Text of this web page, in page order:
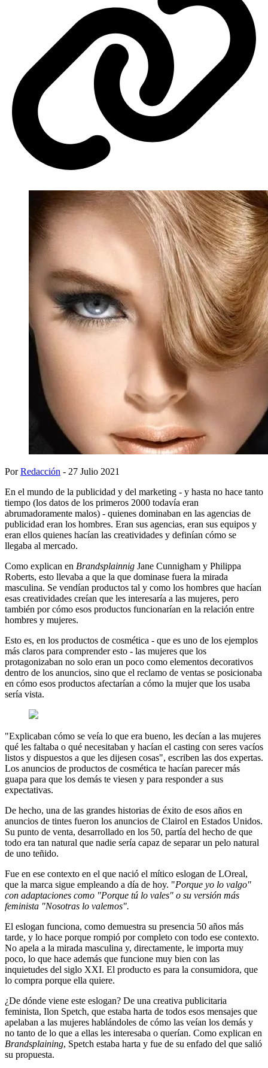
PorRedacción - 27 Julio 2021
En el mundo de la publicidad y del marketing - y hasta no hace tanto
tiempo (los datos de los primeros 2000 todavía eran
abrumadoramente malos) - quienes dominaban en las agencias de
publicidad eran los hombres. Eran sus agencias, eran sus equipos y
eran ellos quienes hacían las creatividades y definían cómo se
llegaba al mercado.
Como explican en Brandsplainnig Jane Cunnigham y Philippa
Roberts, esto llevaba a que la que dominase fuera la mirada
masculina. Se vendían productos tal y como los hombres que hacían
esas creatividades creían que les interesaría a las mujeres, pero
también por cómo esos productos funcionarían en la relación entre
hombres y mujeres.
Esto es, en los productos de cosmética - que es uno de los ejemplos
más claros para comprender esto - las mujeres que los
protagonizaban no solo eran un poco como elementos decorativos
dentro de los anuncios, sino que el reclamo de ventas se posicionaba
en cómo esos productos afectarían a cómo la mujer que los usaba
sería vista.
"Explicaban cómo se veía lo que era bueno, les decían a las mujeres
qué les faltaba o qué necesitaban y hacían el casting con seres vacíos
listos y dispuestos a que les dijesen cosas", escriben las dos expertas.
Los anuncios de productos de cosmética te hacían parecer más
guapa para que los demás te viesen y para responder a sus
expectativas.
De hecho, una de las grandes historias de éxito de esos años en
anuncios de tintes fueron los anuncios de Clairol en Estados Unidos.
Su punto de venta, desarrollado en los 50, partía del hecho de que
todo era tan natural que nadie sería capaz de separar un pelo natural
de uno teñido.
Fue en ese contexto en el que nació el mítico eslogan de LOreal,
que la marca sigue empleando a día de hoy. "Porque yo lo valgo"
con adaptaciones como "Porque tú lo vales" o su versión más
feminista "Nosotras lo valemos".
El eslogan funciona, como demuestra su presencia 50 años más
tarde, y lo hace porque rompió por completo con todo ese contexto.
No apela a la mirada masculina y, directamente, le importa muy
poco, lo que hace además que funcione muy bien con las
inquietudes del siglo XXI. El producto es para la consumidora, que
lo compra porque ella quiere.
¿De dónde viene este eslogan? De una creativa publicitaria
feminista, Ilon Spetch, que estaba harta de todos esos mensajes que
apelaban a las mujeres hablándoles de cómo las veían los demás y
no tanto de lo que a ellas les interesaba o querían. Como explican en
Brandsplaining, Spetch estaba harta y fue de su enfado del que salió
su propuesta.